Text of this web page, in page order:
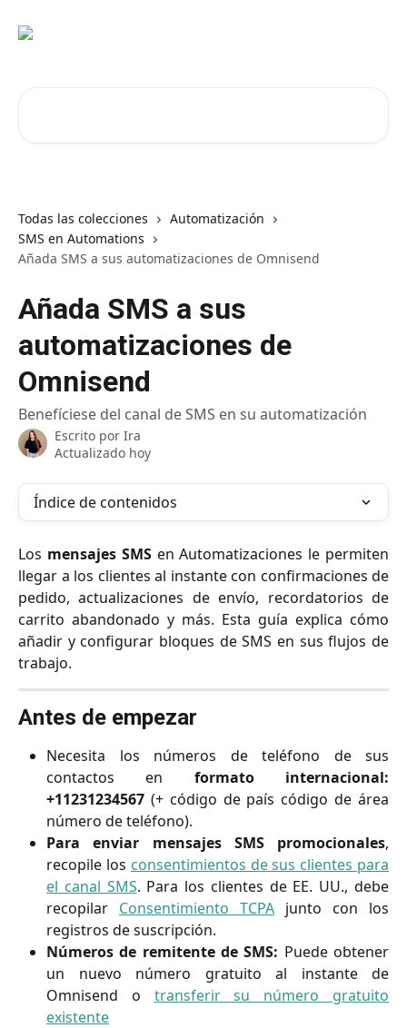
Todas las colecciones
Automatización
SMS en Automations
Añada SMS a sus automatizaciones de Omnisend
Añada SMS a sus
automatizaciones de
Omnisend
Benefíciese del canal de SMS en su automatización
Escrito por Ira
Actualizado hoy
Índice de contenidos
Los mensajes SMSen Automatizaciones le permiten
llegar a los clientes al instante con confirmaciones de
pedido, actualizaciones de envío, recordatorios de
carrito abandonado y más. Esta guía explica cómo
añadir y configurar bloques de SMS en sus flujos de
trabajo.
Antes de empezar
Necesita los números de teléfono de sus
contactos en formato internacional:
+11231234567 (+ código de país código de área
número de teléfono).
Para enviar mensajes SMS promocionales,
recopile los consentimientos de sus clientes para
el canal SMS. Para los clientes de EE. UU., debe
recopilar Consentimiento TCPA junto con los
registros de suscripción.
Números de remitente de SMS: Puede obtener
un nuevo número gratuito al instante de
Omnisend o transferir su número gratuito
existente